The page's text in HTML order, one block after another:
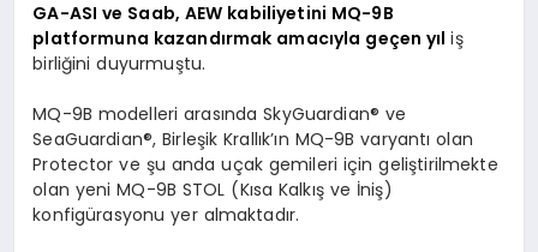
GA-ASI ve Saab, AEW kabiliyetini MQ-9B
platformuna kazandırmak amacıyla geçen yıliş
birliğini duyurmuştu.
MQ-9B modelleri arasında SkyGuardian® ve
SeaGuardian®, Birleşik Krallık’ın MQ-9B varyantı olan
Protector ve şu anda uçak gemileri için geliştirilmekte
olan yeni MQ-9B STOL (Kısa Kalkış ve İniş)
konfigürasyonu yer almaktadır.